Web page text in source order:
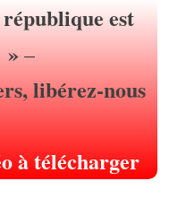
est
»–
libérez-nous
à télécharger